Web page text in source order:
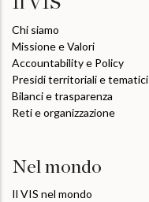
Chi siamo
Missione e Valori
Accountability e Policy
Presidi territoriali e tematici
Bilanci e trasparenza
Reti e organizzazione
Nel mondo
Il VIS nel mondo